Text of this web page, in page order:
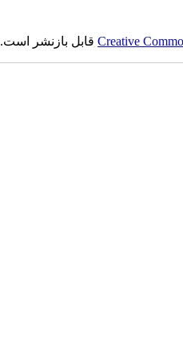
Creativeقابل بازنشر است.